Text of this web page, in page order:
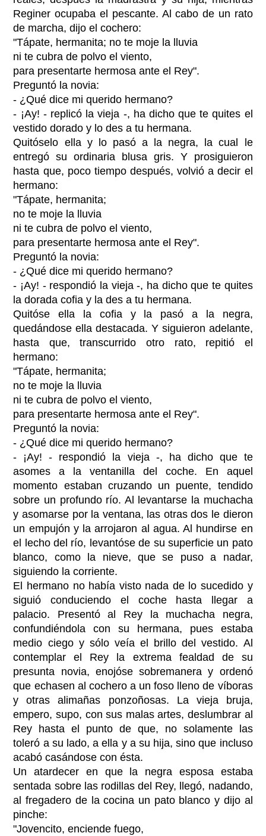
Reginer ocupaba el pescante. Al cabo de un rato
de marcha, dijo el cochero:
"Tápate, hermanita; no te moje la lluvia
ni te cubra de polvo el viento,
para presentarte hermosa ante el Rey".
Preguntó la novia:
- ¿Qué dice mi querido hermano?
- ¡Ay! - replicó la vieja -, ha dicho que te quites el
vestido dorado y lo des a tu hermana.
Quitóselo ella y lo pasó a la negra, la cual le
entregó su ordinaria blusa gris. Y prosiguieron
hasta que, poco tiempo después, volvió a decir el
hermano:
"Tápate, hermanita;
no te moje la lluvia
ni te cubra de polvo el viento,
para presentarte hermosa ante el Rey".
Preguntó la novia:
- ¿Qué dice mi querido hermano?
- ¡Ay! - respondió la vieja -, ha dicho que te quites
la dorada cofia y la des a tu hermana.
Quitóse ella la cofia y la pasó a la negra,
quedándose ella destacada. Y siguieron adelante,
hasta que, transcurrido otro rato, repitió el
hermano:
"Tápate, hermanita;
no te moje la lluvia
ni te cubra de polvo el viento,
para presentarte hermosa ante el Rey".
Preguntó la novia:
- ¿Qué dice mi querido hermano?
- ¡Ay! - respondió la vieja -, ha dicho que te
asomes a la ventanilla del coche. En aquel
momento estaban cruzando un puente, tendido
sobre un profundo río. Al levantarse la muchacha
y asomarse por la ventana, las otras dos le dieron
un empujón y la arrojaron al agua. Al hundirse en
el lecho del río, levantóse de su superficie un pato
blanco, como la nieve, que se puso a nadar,
siguiendo la corriente.
El hermano no había visto nada de lo sucedido y
siguió conduciendo el coche hasta llegar a
palacio. Presentó al Rey la muchacha negra,
confundiéndola con su hermana, pues estaba
medio ciego y sólo veía el brillo del vestido. Al
contemplar el Rey la extrema fealdad de su
presunta novia, enojóse sobremanera y ordenó
que echasen al cochero a un foso lleno de víboras
y otras alimañas ponzoñosas. La vieja bruja,
empero, supo, con sus malas artes, deslumbrar al
Rey hasta el punto de que, no solamente las
toleró a su lado, a ella y a su hija, sino que incluso
acabó casándose con ésta.
Un atardecer en que la negra esposa estaba
sentada sobre las rodillas del Rey, llegó, nadando,
al fregadero de la cocina un pato blanco y dijo al
pinche:
"Jovencito, enciende fuego,